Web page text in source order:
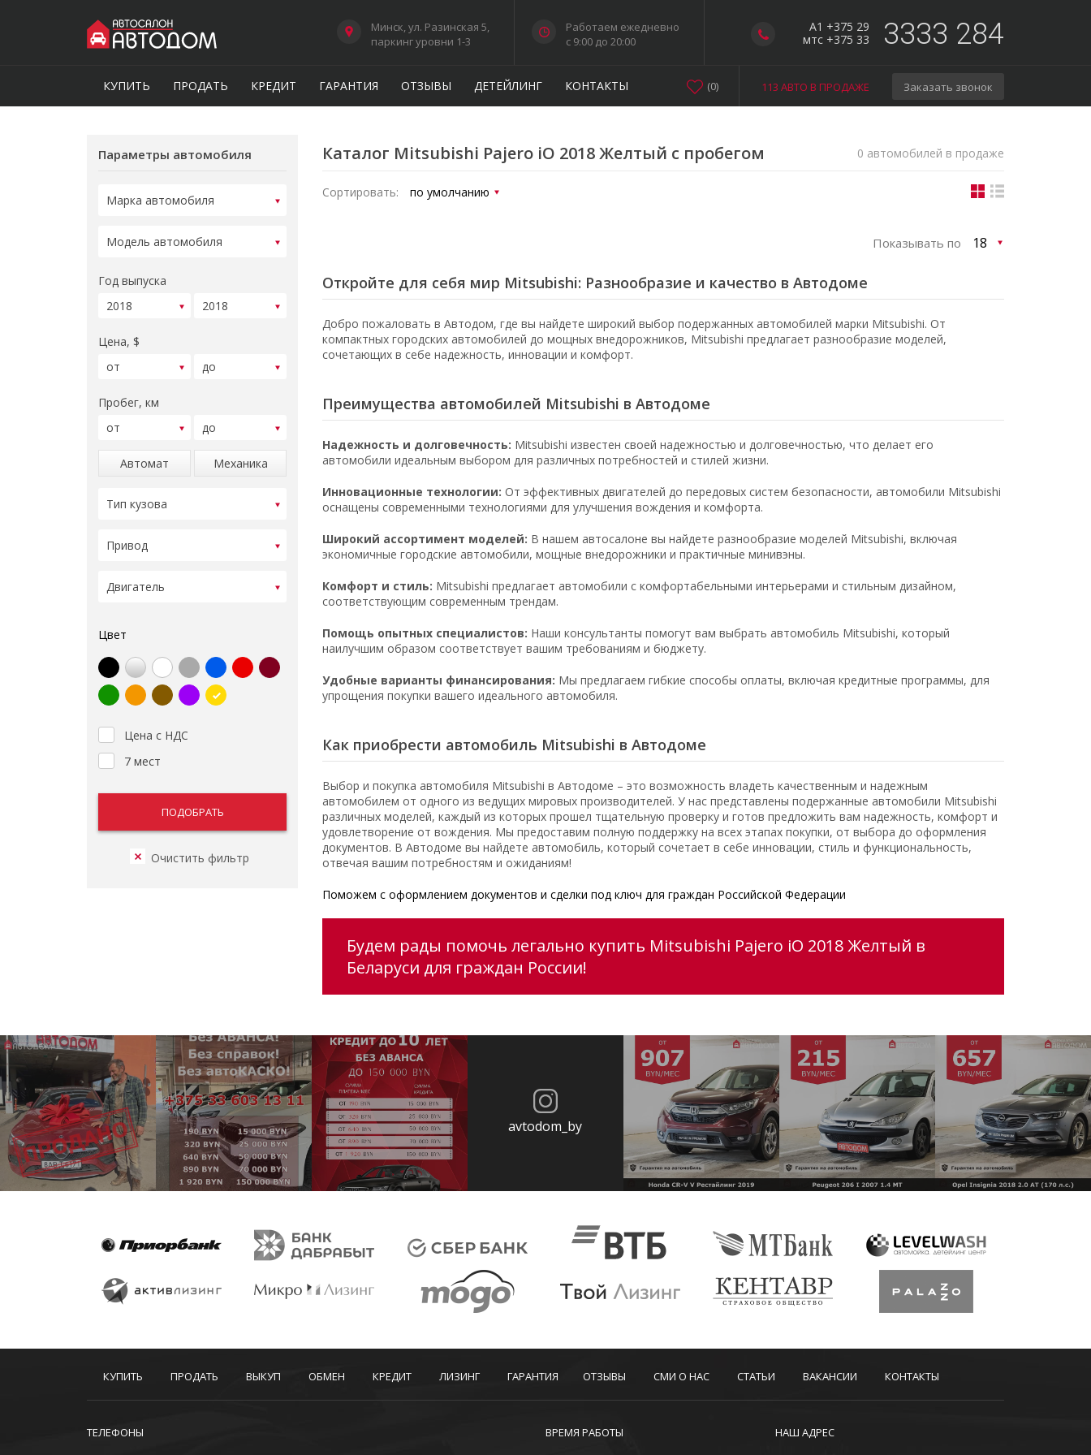
A1 +375 29
мтс +375 33
3333 284
Минск, ул. Разинская 5,
паркинг уровни 1-3
Работаем ежедневно
c 9:00 до 20:00
КУПИТЬ ПРОДАТЬ КРЕДИТ ГАРАНТИЯ ОТЗЫВЫ ДЕТЕЙЛИНГ КОНТАКТЫ 113 АВТО В ПРОДАЖЕ Заказать звонок
(0)
Параметры автомобиля
Год выпуска
Цена, $
Пробег, км
Автомат Механика
Цвет
Цена с НДС
7 мест
Каталог Mitsubishi Pajero iO 2018 Желтый с пробегом 0 автомобилей в продаже
Сортировать:
Показывать по
Откройте для себя мир Mitsubishi: Разнообразие и качество в Автодоме
Добро пожаловать в Автодом, где вы найдете широкий выбор подержанных автомобилей марки Mitsubishi. От
компактных городских автомобилей до мощных внедорожников, Mitsubishi предлагает разнообразие моделей,
сочетающих в себе надежность, инновации и комфорт.
Преимущества автомобилей Mitsubishi в Автодоме
Надежность и долговечность: Mitsubishi известен своей надежностью и долговечностью, что делает его
автомобили идеальным выбором для различных потребностей и стилей жизни.
Инновационные технологии: От эффективных двигателей до передовых систем безопасности, автомобили Mitsubishi
оснащены современными технологиями для улучшения вождения и комфорта.
Широкий ассортимент моделей: В нашем автосалоне вы найдете разнообразие моделей Mitsubishi, включая
экономичные городские автомобили, мощные внедорожники и практичные минивэны.
Комфорт и стиль: Mitsubishi предлагает автомобили с комфортабельными интерьерами и стильным дизайном,
соответствующим современным трендам.
Помощь опытных специалистов: Наши консультанты помогут вам выбрать автомобиль Mitsubishi, который
наилучшим образом соответствует вашим требованиям и бюджету.
Удобные варианты финансирования: Мы предлагаем гибкие способы оплаты, включая кредитные программы, для
упрощения покупки вашего идеального автомобиля.
Как приобрести автомобиль Mitsubishi в Автодоме
Выбор и покупка автомобиля Mitsubishi в Автодоме – это возможность владеть качественным и надежным
автомобилем от одного из ведущих мировых производителей. У нас представлены подержанные автомобили Mitsubishi
различных моделей, каждый из которых прошел тщательную проверку и готов предложить вам надежность, комфорт и
удовлетворение от вождения. Мы предоставим полную поддержку на всех этапах покупки, от выбора до оформления
документов. В Автодоме вы найдете автомобиль, который сочетает в себе инновации, стиль и функциональность,
отвечая вашим потребностям и ожиданиям!
Поможем с оформлением документов и сделки под ключ для граждан Российской Федерации
Будем рады помочь легально купить Mitsubishi Pajero iO 2018 Желтый в
Беларуси для граждан России!
avtodom_by
КУПИТЬ ПРОДАТЬ ВЫКУП ОБМЕН КРЕДИТ ЛИЗИНГ ГАРАНТИЯ ОТЗЫВЫ СМИ О НАС СТАТЬИ ВАКАНСИИ КОНТАКТЫ
ТЕЛЕФОНЫ ВРЕМЯ РАБОТЫ НАШ АДРЕС